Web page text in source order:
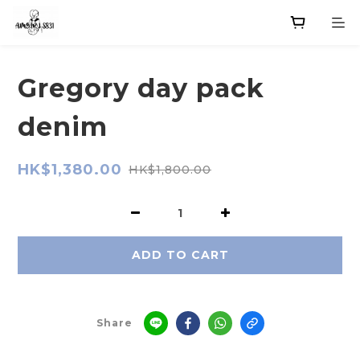
Gregory day pack
denim
HK$1,380.00 HK$1,800.00
ADD TO CART
Share